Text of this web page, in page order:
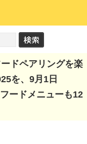
ドペアリングを楽
を、9月1日
ードメニューも12